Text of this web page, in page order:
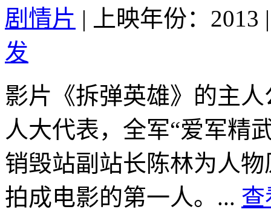
剧情片 | 上映年份：2013 |
发
影片《拆弹英雄》的主
人大代表，全军“爱军精
销毁站副站长陈林为人
拍成电影的第一人。... 查